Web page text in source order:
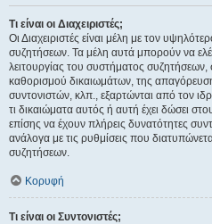
Τι είναι οι Διαχειριστές;
Οι Διαχειριστές είναι μέλη με τον
συζητήσεων. Τα μέλη αυτά μπορούν να
λειτουργίας του συστήματος
καθορισμού δικαιωμάτων, της
συντονιστών, κλπ., εξαρτώνται από τον
τι δικαιώματα αυτός ή αυτή έχει δώσει
επίσης να έχουν πλήρεις δυνατότητες
ανάλογα με τις ρυθμίσεις που
συζητήσεων.
Κορυφή
Τι είναι οι Συντονιστές;